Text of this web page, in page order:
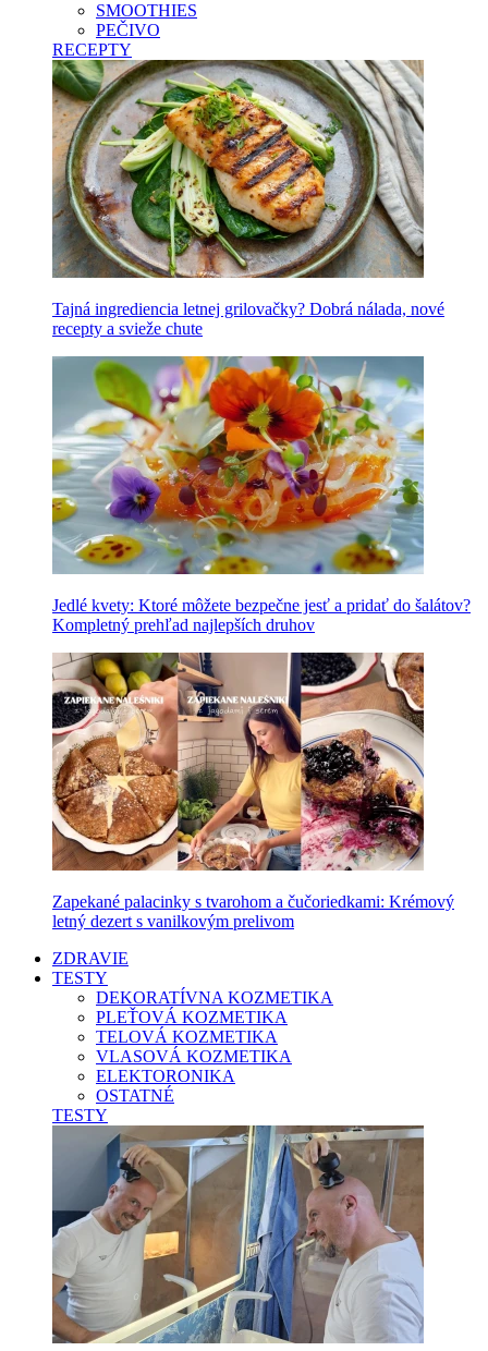
SMOOTHIES
PEČIVO
RECEPTY
Tajná ingrediencia letnej grilovačky? Dobrá nálada, nové
recepty a svieže chute
Jedlé kvety: Ktoré môžete bezpečne jesť a pridať do šalátov?
Kompletný prehľad najlepších druhov
Zapekané palacinky s tvarohom a čučoriedkami: Krémový
letný dezert s vanilkovým prelivom
ZDRAVIE
TESTY
DEKORATÍVNA KOZMETIKA
PLEŤOVÁ KOZMETIKA
TELOVÁ KOZMETIKA
VLASOVÁ KOZMETIKA
ELEKTORONIKA
OSTATNÉ
TESTY